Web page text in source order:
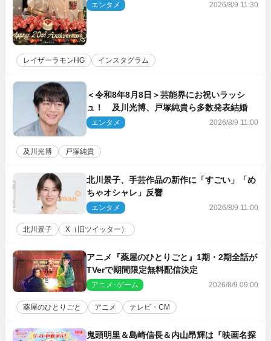
エンタメ 2026/8/9 11:30
レイザーラモンHG インスタグラム
＜令和8年8月8日＞芸能界にお祝いラッシ
ュ！ 及川光博、戸塚純貴ら多数発表結婚
エンタメ 2026/8/9 11:00
及川光博 戸塚純貴
北川景子、手芸作品の新作に「すごい」「め
ちゃオシャレ」反響
エンタメ 2026/8/9 11:00
北川景子 X（旧ツイッター）
アニメ『薬屋のひとりごと』1期・2期全話が
TVerで期間限定無料配信決定
アニメ･ゲーム 2026/8/9 09:00
薬屋のひとりごと アニメ テレビ・CM
鬼頭明里＆島崎信長＆内山昂輝は『映画名探